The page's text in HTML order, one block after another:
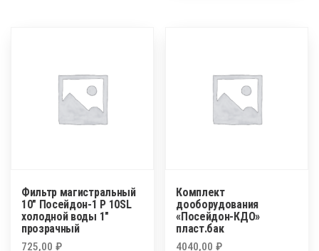
Фильтр магистральный
10″ Посейдон-1 Р 10SL
холодной воды 1″
прозрачный
725,00 ₽
Комплект
дооборудования
«Посейдон-КДО»
пласт.бак
4040,00₽